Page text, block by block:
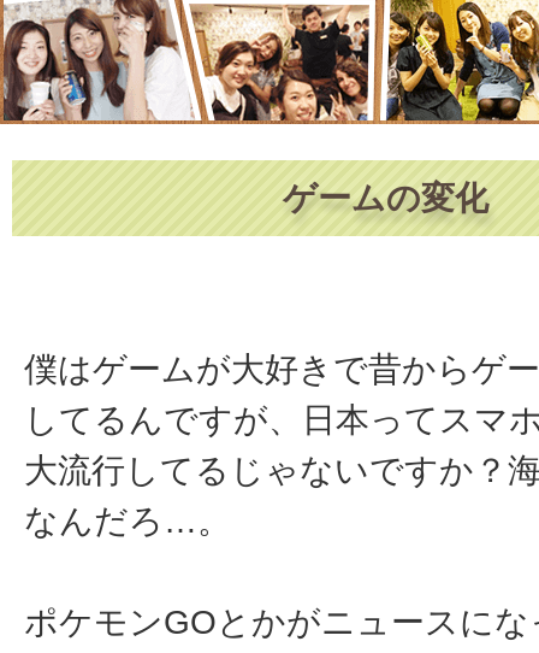
ゲームの変化
僕はゲームが大好きで昔からゲ
してるんですが、日本ってスマ
大流行してるじゃないですか？
なんだろ…。
ポケモンGOとかがニュースに